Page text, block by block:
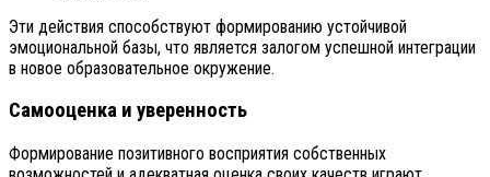
Эти действия способствуют формированию устойчивой
эмоциональной базы, что является залогом успешной интеграции
в новое образовательное окружение.
Самооценка и уверенность
Формирование позитивного восприятия собственных